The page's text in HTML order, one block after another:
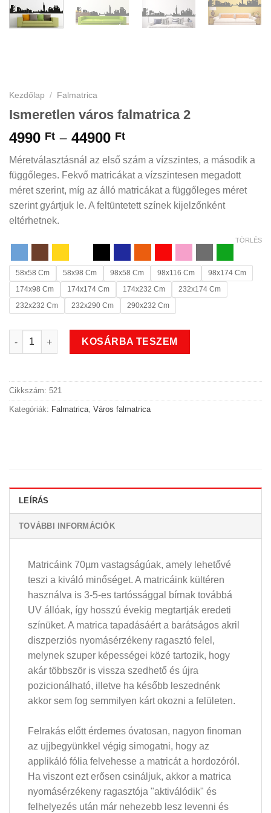
Kezdőlap / Falmatrica
Ismeretlen város falmatrica 2
4990 Ft – 44900 FtÁrtartomány:
4990 Ft
-
44900 Ft
Méretválasztásnál az első szám a vízszintes, a második a
függőleges. Fekvő matricákat a vízszintesen megadott
méret szerint, míg az álló matricákat a függőleges méret
szerint gyártjuk le. A feltüntetett színek kijelzőnként
eltérhetnek.
58x58 Cm 58x98 Cm 98x58 Cm 98x116 Cm
98x174 Cm
174x98 Cm
174x174 Cm 174x232 Cm
232x174 Cm
232x232 Cm
232x290 Cm 290x232 Cm
TÖRLÉS
Ismeretlen város falmatrica 2 mennyiség
KOSÁRBA TESZEM
Cikkszám: 521
Kategóriák: Falmatrica Város falmatrica
LEÍRÁS
TOVÁBBI INFORMÁCIÓK
Matricáink 70µm vastagságúak, amely lehetővé
teszi a kiváló minőséget. A matricáink kültéren
használva is 3-5-es tartóssággal bírnak továbbá
UV állóak, így hosszú évekig megtartják eredeti
színüket. A matrica tapadásáért a barátságos akril
diszperziós nyomásérzékeny ragasztó felel,
melynek szuper képességei közé tartozik, hogy
akár többször is vissza szedhető és újra
pozicionálható, illetve ha később leszednénk
akkor sem fog semmilyen kárt okozni a felületen.
Felrakás előtt érdemes óvatosan, nagyon finoman
az ujjbegyünkkel végig simogatni, hogy az
applikáló fólia felvehesse a matricát a hordozóról.
Ha viszont ezt erősen csináljuk, akkor a matrica
nyomásérzékeny ragasztója "aktiválódik" és
felhelyezés után már nehezebb lesz levenni és